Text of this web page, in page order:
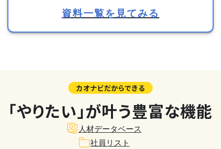
資料一覧を見てみる
カオナビだからできる
「やりたい」が叶う豊富な機能
人材データベース
社員リスト